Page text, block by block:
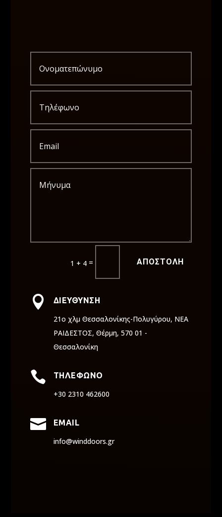
1 + 4 = ΑΠΟΣΤΟΛΗ
 ΔΙΕΥΘΥΝΣΗ
21ο χλμ Θεσσαλονίκης-Πολυγύρου, ΝΕΑ
ΡΑΙΔΕΣΤΟΣ, Θέρμη, 570 01 -
Θεσσαλονίκη
 ΤΗΛΕΦΩΝΟ
+30 2310 462600
 EMAIL
info@winddoors.gr